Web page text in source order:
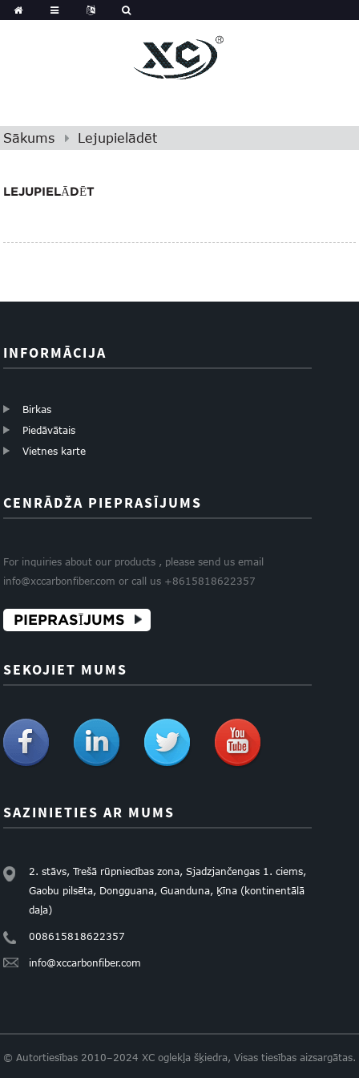
Sākums Lejupielādēt
LEJUPIELĀDĒT
INFORMĀCIJA
Birkas
Piedāvātais
Vietnes karte
CENRĀDŽA PIEPRASĪJUMS
For inquiries about our products , please send us email
info@xccarbonfiber.com or call us +8615818622357
PIEPRASĪJUMS
SEKOJIET MUMS
SAZINIETIES AR MUMS
2. stāvs, Trešā rūpniecības zona, Sjadzjančengas 1. ciems,
Gaobu pilsēta, Dongguana, Guanduna, Ķīna (kontinentālā
daļa)
008615818622357
info@xccarbonfiber.com
© Autortiesības 2010–2024 XC oglekļa šķiedra, Visas tiesības aizsargātas.